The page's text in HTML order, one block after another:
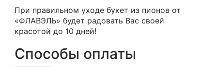
При правильном уходе букет из пионов от
«ФЛАВЭЛЬ» будет радовать Вас своей
красотой до 10 дней!
Способы оплаты